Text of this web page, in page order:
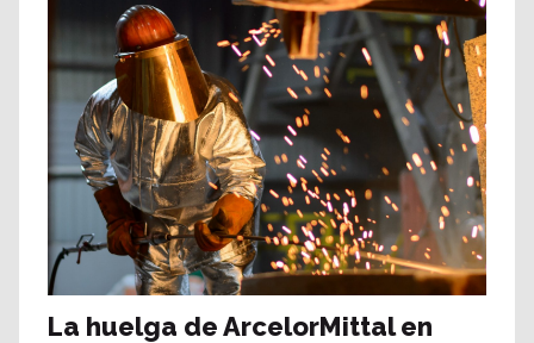
La huelga de ArcelorMittal en